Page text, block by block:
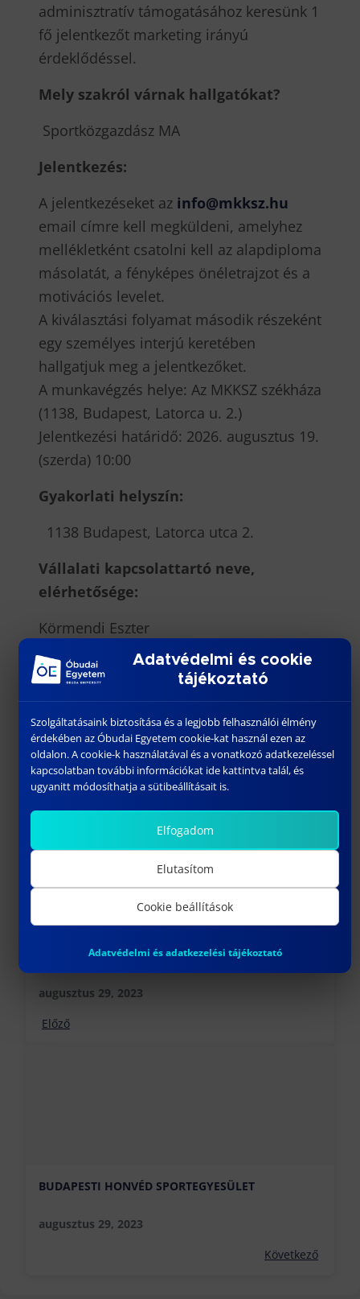
adminisztratív támogatásához keresünk 1
fő jelentkezőt marketing irányú
érdeklődéssel.
Mely szakról várnak hallgatókat?
Sportközgazdász MA
Jelentkezés:
A jelentkezéseket az info@mkksz.hu
email címre kell megküldeni, amelyhez
mellékletként csatolni kell az alapdiploma
másolatát, a fényképes önéletrajzot és a
motivációs levelet.
A kiválasztási folyamat második részeként
egy személyes interjú keretében
hallgatjuk meg a jelentkezőket.
A munkavégzés helye: Az MKKSZ székháza
(1138, Budapest, Latorca u. 2.)
Jelentkezési határidő: 2026. augusztus 19.
(szerda) 10:00
Gyakorlati helyszín:
1138 Budapest, Latorca utca 2.
Vállalati kapcsolattartó neve,
elérhetősége:
Körmendi Eszter
eszter.kormendi@mkksz.hu
+36 70 607 7117
https://kajakkenusport.hu/
KÖFÉM SPORT KLUB
augusztus 29, 2023
Előző
BUDAPESTI HONVÉD SPORTEGYESÜLET
augusztus 29, 2023
Következő
Adatvédelmi és cookie
tájékoztató
Szolgáltatásaink biztosítása és a legjobb felhasználói élmény
érdekében az Óbudai Egyetem cookie-kat használ ezen az
oldalon. A cookie-k használatával és a vonatkozó adatkezeléssel
kapcsolatban további információkat ide kattintva talál, és
ugyanitt módosíthatja a sütibeállításait is.
Elfogadom
Elutasítom
Cookie beállítások
Adatvédelmi és adatkezelési tájékoztató